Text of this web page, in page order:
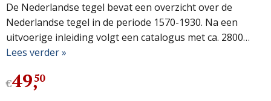
De Nederlandse tegel bevat een overzicht over de
Nederlandse tegel in de periode 1570-1930. Na een
uitvoerige inleiding volgt een catalogus met ca. 2800…
Lees verder »
€49,
50